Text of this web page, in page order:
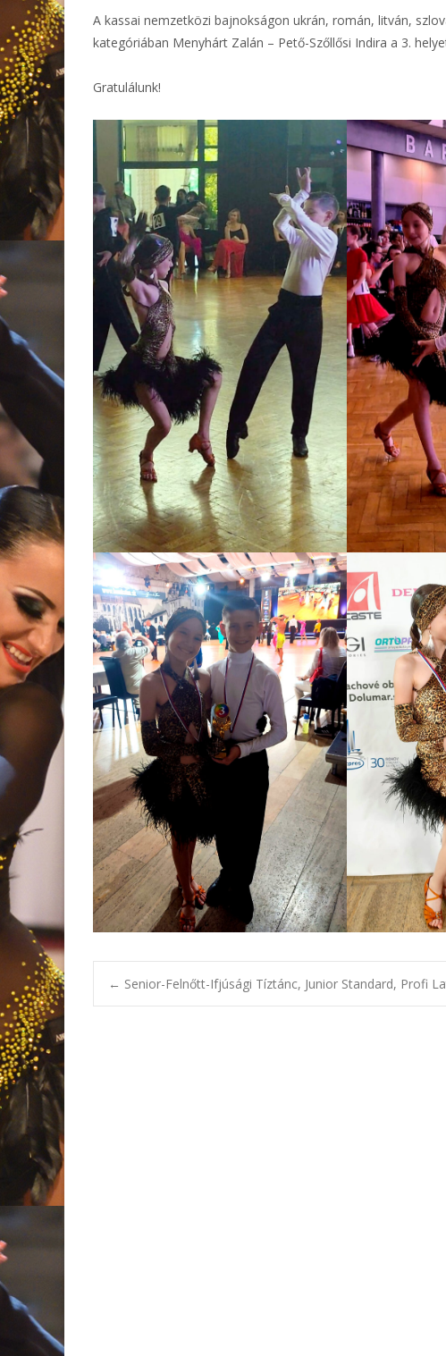
A kassai nemzetközi bajnokságon ukrán, román, litván,
kategóriában Menyhárt Zalán – Pető-Szőllősi Indira a 3.
Gratulálunk!
← Senior-Felnőtt-Ifjúsági Tíztánc, Junior Standard, Profi